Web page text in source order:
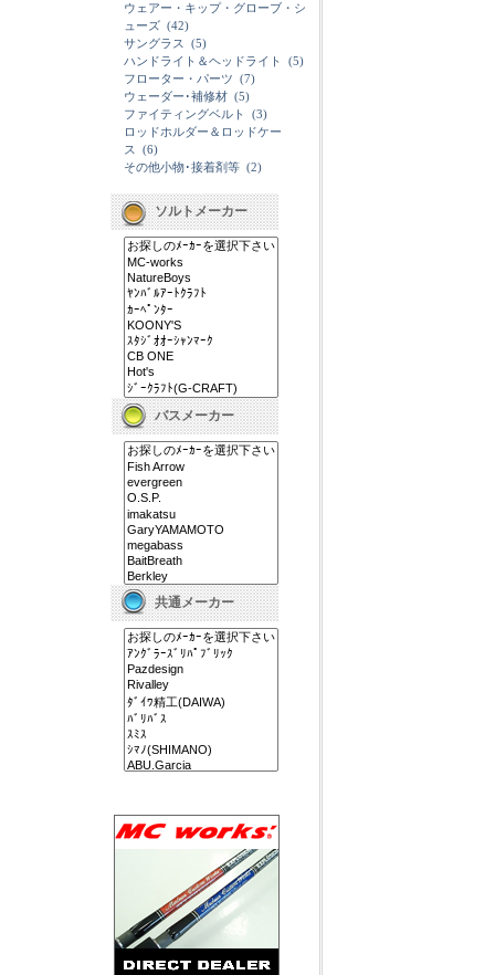
ウェアー・キップ・グローブ・シ
ューズ (42)
サングラス
(5)
ハンドライト＆ヘッドライト
(5)
フローター・パーツ (7)
ウェーダー･補修材 (5)
ファイティングベルト
(3)
ロッドホルダー＆ロッドケー
ス
(6)
その他小物･接着剤等 (2)
ソルトメーカー
バスメーカー
共通メーカー